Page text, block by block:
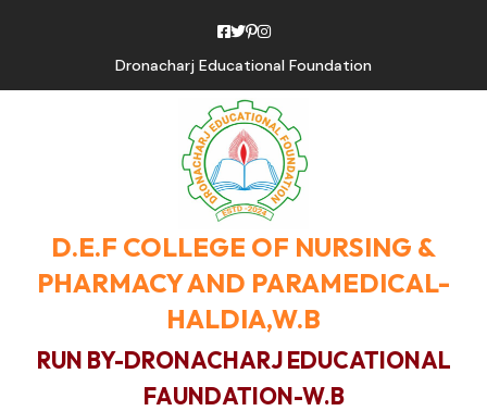
Dronacharj Educational Foundation
D.E.F COLLEGE OF NURSING &
PHARMACY AND PARAMEDICAL-
HALDIA,W.B
RUN BY-DRONACHARJ EDUCATIONAL
FAUNDATION-W.B